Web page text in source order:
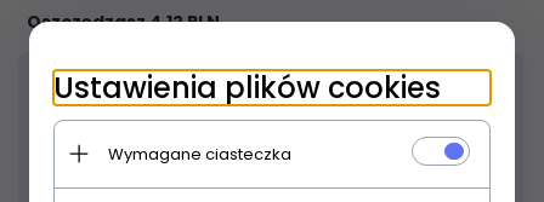
Oszczędzasz 4.12 PLN
Ustawienia plików cookies
Wymagane ciasteczka